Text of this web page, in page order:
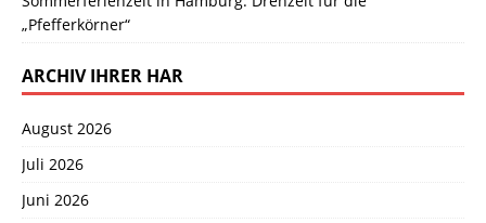
„Pfefferkörner“
ARCHIV IHRER HAR
August 2026
Juli 2026
Juni 2026